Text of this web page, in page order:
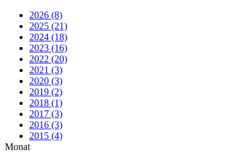
2026 (8)
2025 (21)
2024 (18)
2023 (16)
2022 (20)
2021 (3)
2020 (3)
2019 (2)
2018 (1)
2017 (3)
2016 (3)
2015 (4)
Monat